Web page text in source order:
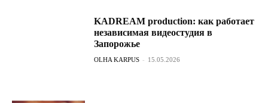
KADREAM production: как работает
независимая видеостудия в
Запорожье
OLHA KARPUS - 15.05.2026